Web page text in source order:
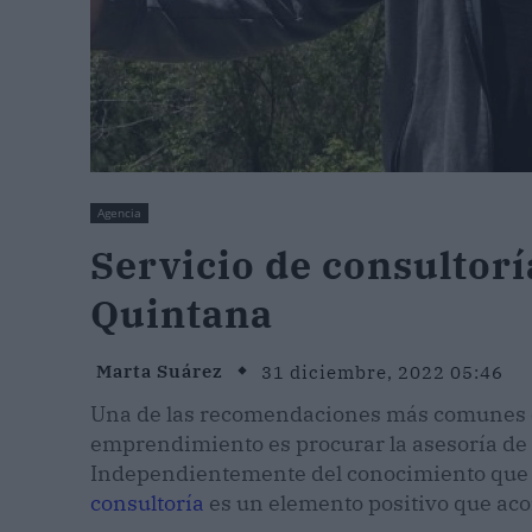
Agencia
Servicio de
Quintana
Marta Suárez 31 diciembre, 2022 05:46
Una de las recomendaciones más
emprendimiento es procurar la asesoría
Independientemente del conocimiento que
consultoría es un elemento positivo que